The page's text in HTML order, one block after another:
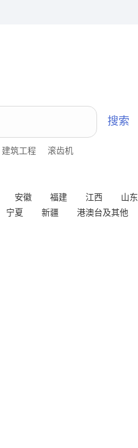
搜索
建筑工程 滚齿机
安徽 福建 江西 山东
宁夏 新疆 港澳台及其他